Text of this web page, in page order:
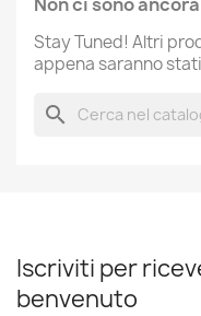
Stay Tuned! Altri
appena saranno
search
Iscriviti per
benvenuto